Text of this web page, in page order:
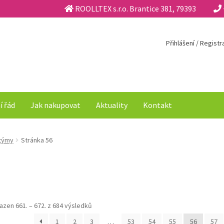
ROOLLTEX s.r.o. Brantice 381, 79393
Přihlášení /
řád Jak nakupovat Aktuality Kontakt
Stránka 56
661. – 672. z 684 výsledků
1
2 3 … 53 54 55 56 57